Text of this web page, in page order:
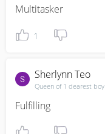
Multitasker
1
Sherlynn Teo
Queen of 1 dearest boy
Fulfilling